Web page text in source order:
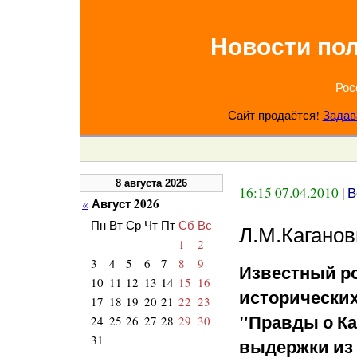
Новости
Сайт продаётся!
16:15 07.04.2010 |
Известный
"Правды о
выдержки из
8 августа 2026
« Август 2026
Пн Вт Ср Чт Пт Сб Вс
1
2
3
4 5 6 7 8
9
10 11 12 13 14 15 16
17 18 19 20 21 22 23
24 25 26 27 28 29 30
31